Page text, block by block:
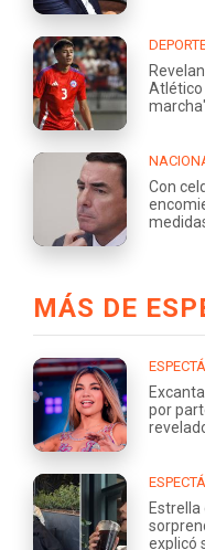
Atlético
Con
MÁS DE
por
Estrella
explicó